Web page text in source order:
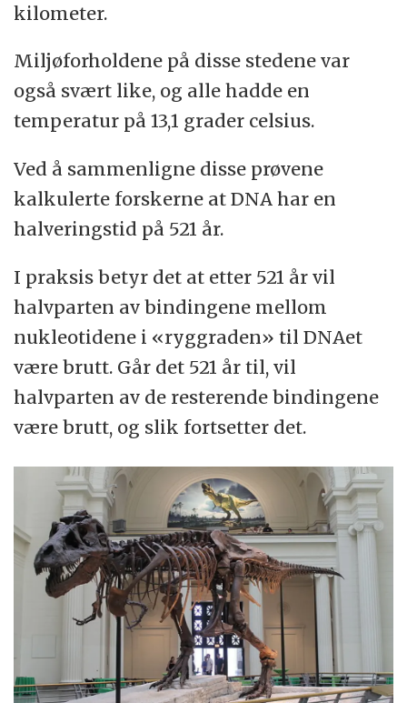
kilometer.
Miljøforholdene på disse stedene var
også svært like, og alle hadde en
temperatur på 13,1 grader celsius.
Ved å sammenligne disse prøvene
kalkulerte forskerne at DNA har en
halveringstid på 521 år.
I praksis betyr det at etter 521 år vil
halvparten av bindingene mellom
nukleotidene i «ryggraden» til DNAet
være brutt. Går det 521 år til, vil
halvparten av de resterende bindingene
være brutt, og slik fortsetter det.